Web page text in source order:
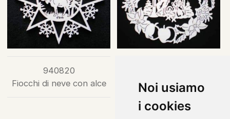
Noi usiamo
i cookies
940820
Fiocchi di neve con alce
Ghirlanda di fiori con
presepe